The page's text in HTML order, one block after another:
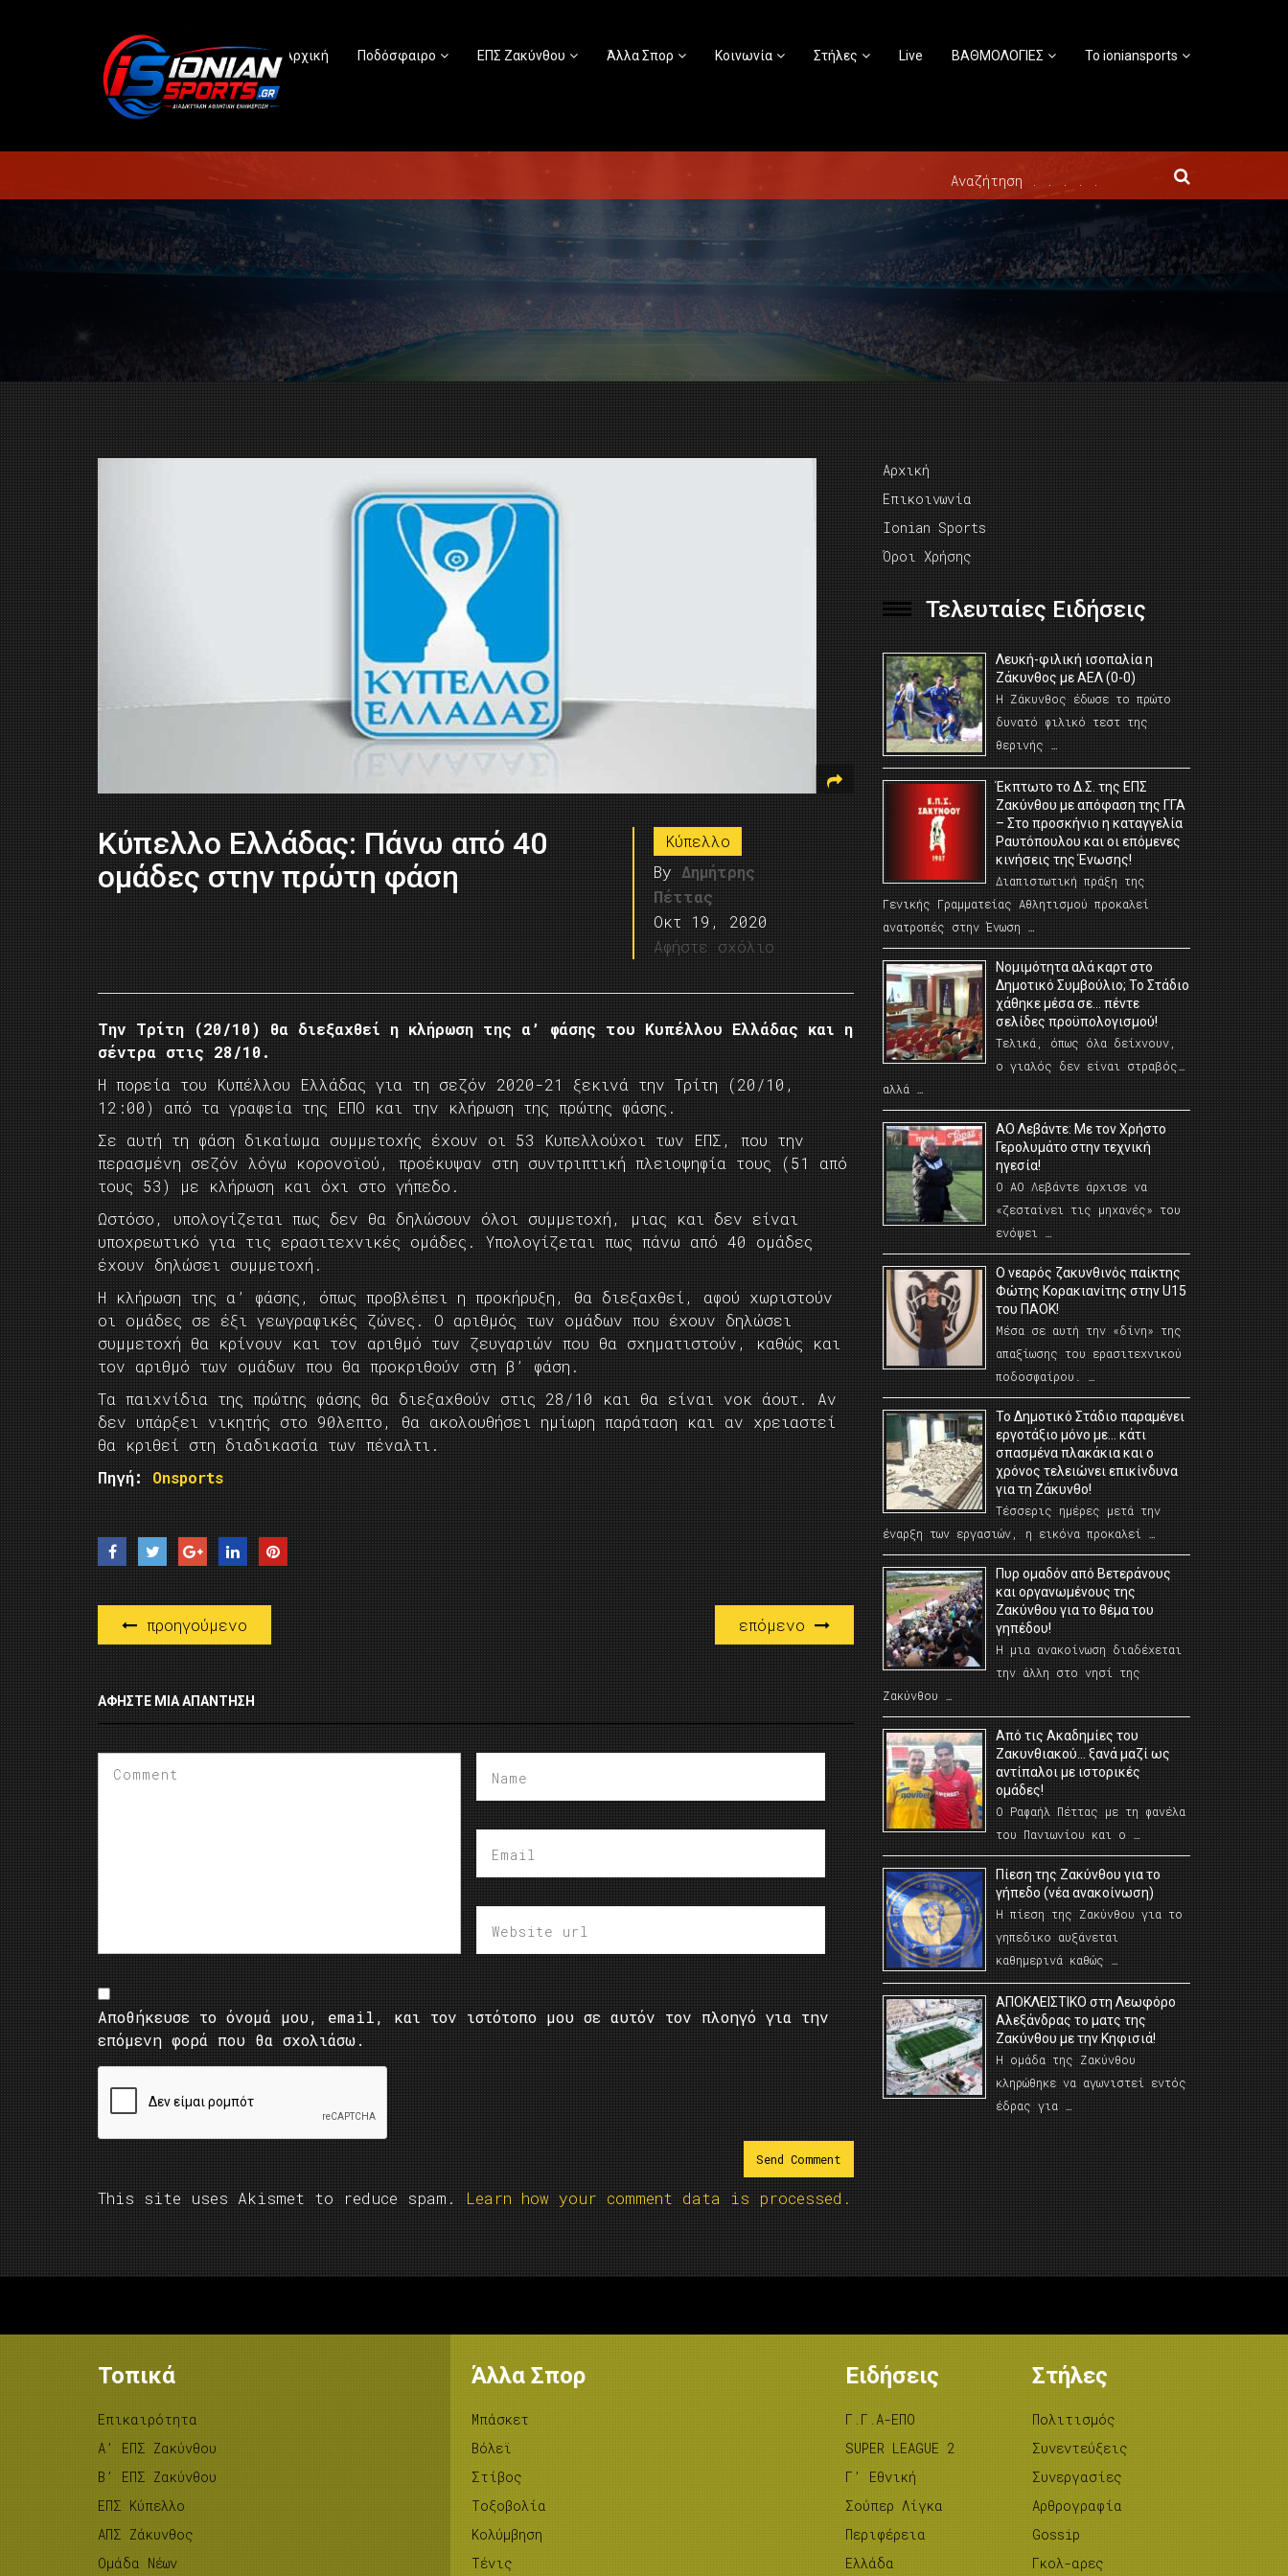
Αρχική Ποδόσφαιρο ΕΠΣ Ζακύνθου Άλλα Σπορ Κοινωνία Στήλες Live ΒΑΘΜΟΛΟΓΙΕΣ Το ioniansports
Κύπελλο Ελλάδας: Πάνω από 40
ομάδες στην πρώτη φάση
Κύπελλο
By Δημήτρης
Πέττας
Οκτ 19, 2020
Αφήστε σχόλιο
Την Τρίτη (20/10) θα διεξαχθεί η κλήρωση της α’ φάσης του Κυπέλλου Ελλάδας και η
σέντρα στις 28/10.
Η πορεία του Κυπέλλου Ελλάδας για τη σεζόν 2020-21 ξεκινά την Τρίτη (20/10,
12:00) από τα γραφεία της ΕΠΟ και την κλήρωση της πρώτης φάσης.
Σε αυτή τη φάση δικαίωμα συμμετοχής έχουν οι 53 Κυπελλούχοι των ΕΠΣ, που την
περασμένη σεζόν λόγω κορονοϊού, προέκυψαν στη συντριπτική πλειοψηφία τους (51 από
τους 53) με κλήρωση και όχι στο γήπεδο.
Ωστόσο, υπολογίζεται πως δεν θα δηλώσουν όλοι συμμετοχή, μιας και δεν είναι
υποχρεωτικό για τις ερασιτεχνικές ομάδες. Υπολογίζεται πως πάνω από 40 ομάδες
έχουν δηλώσει συμμετοχή.
Η κλήρωση της α’ φάσης, όπως προβλέπει η προκήρυξη, θα διεξαχθεί, αφού χωριστούν
οι ομάδες σε έξι γεωγραφικές ζώνες. Ο αριθμός των ομάδων που έχουν δηλώσει
συμμετοχή θα κρίνουν και τον αριθμό των ζευγαριών που θα σχηματιστούν, καθώς και
τον αριθμό των ομάδων που θα προκριθούν στη β’ φάση.
Τα παιχνίδια της πρώτης φάσης θα διεξαχθούν στις 28/10 και θα είναι νοκ άουτ. Αν
δεν υπάρξει νικητής στο 90λεπτο, θα ακολουθήσει ημίωρη παράταση και αν χρειαστεί
θα κριθεί στη διαδικασία των πέναλτι.
Πηγή: Onsports
προηγούμενο επόμενο
ΑΦΉΣΤΕ ΜΙΑ ΑΠΆΝΤΗΣΗ
Αποθήκευσε το όνομά μου, email, και τον ιστότοπο μου σε αυτόν τον πλοηγό για την
επόμενη φορά που θα σχολιάσω.
This site uses Akismet to reduce spam. Learn how your comment data is processed.
Αρχική
Επικοινωνία
Ionian Sports
Όροι Χρήσης
Τελευταίες Ειδήσεις
Λευκή-φιλική ισοπαλία η
Ζάκυνθος με ΑΕΛ (0-0)
Η Ζάκυνθος έδωσε το πρώτο
δυνατό φιλικό τεστ της
θερινής …
Έκπτωτο το Δ.Σ. της ΕΠΣ
Ζακύνθου με απόφαση της ΓΓΑ
– Στο προσκήνιο η καταγγελία
Ραυτόπουλου και οι επόμενες
κινήσεις της Ένωσης!
Διαπιστωτική πράξη της
Γενικής Γραμματείας Αθλητισμού προκαλεί
ανατροπές στην Ένωση …
Νομιμότητα αλά καρτ στο
Δημοτικό Συμβούλιο; Το Στάδιο
χάθηκε μέσα σε… πέντε
σελίδες προϋπολογισμού!
Τελικά, όπως όλα δείχνουν,
ο γιαλός δεν είναι στραβός…
αλλά …
ΑΟ Λεβάντε: Με τον Χρήστο
Γερολυμάτο στην τεχνική
ηγεσία!
Ο ΑΟ Λεβάντε άρχισε να
«ζεσταίνει τις μηχανές» του
ενόψει …
O νεαρός ζακυνθινός παίκτης
Φώτης Κορακιανίτης στην U15
του ΠΑΟΚ!
Μέσα σε αυτή την «δίνη» της
απαξίωσης του ερασιτεχνικού
ποδοσφαίρου. …
Το Δημοτικό Στάδιο παραμένει
εργοτάξιο μόνο με… κάτι
σπασμένα πλακάκια και ο
χρόνος τελειώνει επικίνδυνα
για τη Ζάκυνθο!
Τέσσερις ημέρες μετά την
έναρξη των εργασιών, η εικόνα προκαλεί …
Πυρ ομαδόν από Βετεράνους
και οργανωμένους της
Ζακύνθου για το θέμα του
γηπέδου!
Η μια ανακοίνωση διαδέχεται
την άλλη στο νησί της
Ζακύνθου …
Από τις Ακαδημίες του
Ζακυνθιακού… ξανά μαζί ως
αντίπαλοι με ιστορικές
ομάδες!
Ο Ραφαήλ Πέττας με τη φανέλα
του Πανιωνίου και ο …
Πίεση της Ζακύνθου για το
γήπεδο (νέα ανακοίνωση)
Η πίεση της Ζακύνθου για το
γηπεδικο αυξάνεται
καθημερινά καθώς …
AΠΟΚΛΕΙΣΤΙΚΟ στη Λεωφόρο
Αλεξάνδρας το ματς της
Ζακύνθου με την Κηφισιά!
Η ομάδα της Ζακύνθου
κληρώθηκε να αγωνιστεί εντός
έδρας για …
Τοπικά
Επικαιρότητα
A’ ΕΠΣ Ζακύνθου
B’ ΕΠΣ Ζακύνθου
ΕΠΣ Κύπελλο
ΑΠΣ Ζάκυνθος
Ομάδα Νέων
Άλλα Σπορ
Μπάσκετ
Βόλεϊ
Στίβος
Tοξοβολία
Κολύμβηση
Τένις
Ειδήσεις
Γ.Γ.Α-ΕΠΟ
SUPER LEAGUE 2
Γ’ Εθνική
Σούπερ Λίγκα
Περιφέρεια
Ελλάδα
Στήλες
Πολιτισμός
Συνεντεύξεις
Συνεργασίες
Αρθρογραφία
Gossip
Γκολ-αρες